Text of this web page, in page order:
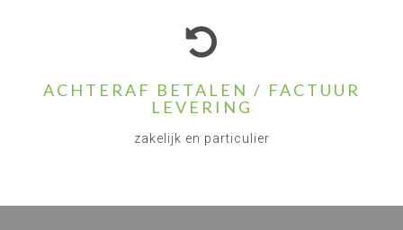
ACHTERAF BETALEN / FACTUUR
LEVERING
zakelijk en particulier